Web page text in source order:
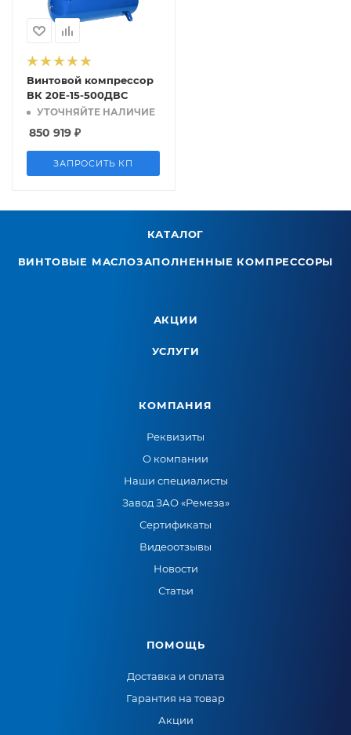
Винтовой компрессор
ВК 20Е-15-500ДВС
УТОЧНЯЙТЕ НАЛИЧИЕ
850 919 ₽
ЗАПРОСИТЬ КП
КАТАЛОГ
ВИНТОВЫЕ МАСЛОЗАПОЛНЕННЫЕ КОМПРЕССОРЫ
АКЦИИ
УСЛУГИ
КОМПАНИЯ
Реквизиты
О компании
Наши специалисты
Завод ЗАО «Ремеза»
Сертификаты
Видеоотзывы
Новости
Статьи
ПОМОЩЬ
Доставка и оплата
Гарантия на товар
Акции